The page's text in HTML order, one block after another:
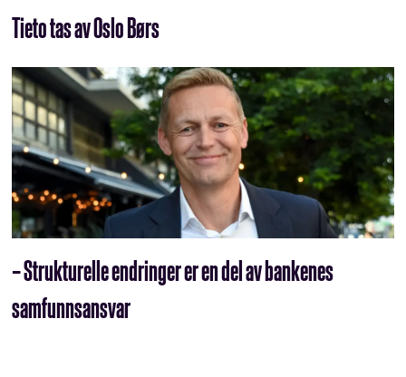
Tieto tas av Oslo Børs
– Strukturelle endringer er en del av bankenes
samfunnsansvar